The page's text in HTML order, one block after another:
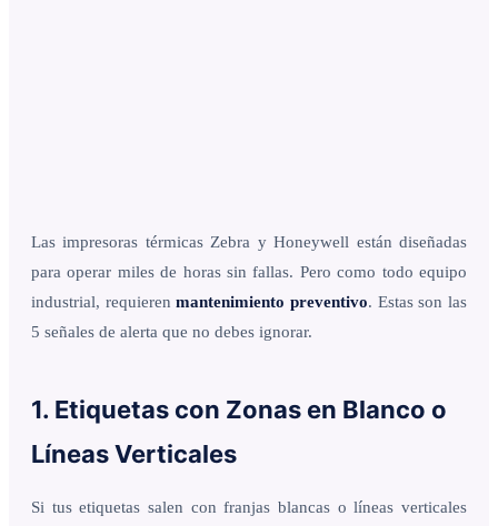
Las impresoras térmicas Zebra y Honeywell están diseñadas
para operar miles de horas sin fallas. Pero como todo equipo
industrial, requierenmantenimiento preventivo. Estas son las
5 señales de alerta que no debes ignorar.
1. Etiquetas con Zonas en Blanco o
Líneas Verticales
Si tus etiquetas salen con franjas blancas o líneas verticales